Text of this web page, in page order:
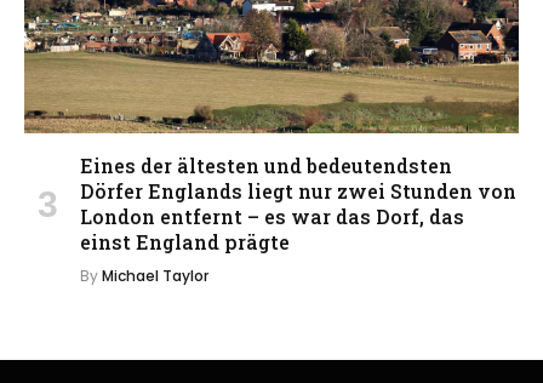
Eines der ältesten und bedeutendsten
Dörfer Englands liegt nur zwei Stunden von
London entfernt – es war das Dorf, das
einst England prägte
ByMichael Taylor